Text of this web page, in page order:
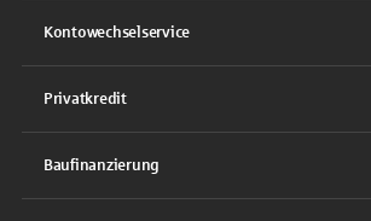
Kontowechselservice
Privatkredit
Baufinanzierung